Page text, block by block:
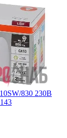
830 230В